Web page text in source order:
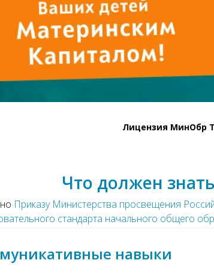
Лицензия МинОбр
Что должен
Приказу Министерства просвещения
стандарта начального общего
навыки